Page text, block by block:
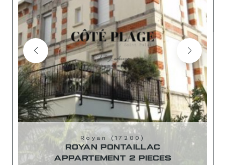
Royan (17200)
ROYAN PONTAILLAC
APPARTEMENT 2 PIECES